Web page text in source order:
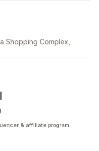
Shopping Complex,
& affiliate program